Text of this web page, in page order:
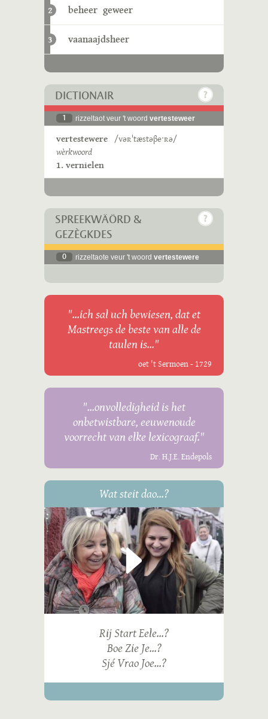
2 beheer geweer
3 vaanaajdsheer
DICTIONAIR
1 rizzeltaot veur 't woord vertesteweer
vertestewere /vəʀˈtæstəβeˑʀə/
wèrkwoord
1. vernielen
SPREEKWÄÖRD &
GEZÈGKDES
0 rizzeltaote veur 't woord vertestewere
"...ich sal uch bewiesen, dat et
Mastreegs de beste van alle de
taulen is..."
oet 't Sermoen - 1729
"...onvolledigheid is het
onbetwistbare, eeuwenoude
voorrecht van elke lexicograaf."
Dr. H.J.E. Endepols
Wat steit dao...?
Rij Start Eele...?
Boe Zie Je...?
Sjé Vrao Joe...?